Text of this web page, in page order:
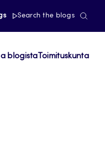
Search the blogs
blogista Toimituskunta